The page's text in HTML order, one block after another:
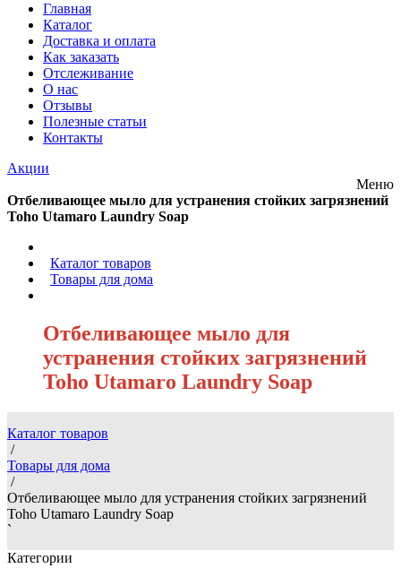
Главная
Каталог
Доставка и оплата
Как заказать
Отслеживание
О нас
Отзывы
Полезные статьи
Контакты
Акции
Меню
Отбеливающее мыло для устранения стойких загрязнений
Toho Utamaro Laundry Soap
Каталог товаров
Товары для дома
Отбеливающее мыло для
устранения стойких загрязнений
Toho Utamaro Laundry Soap
Каталог товаров
/
Товары для дома
/
Отбеливающее мыло для устранения стойких загрязнений
Toho Utamaro Laundry Soap
`
Категории